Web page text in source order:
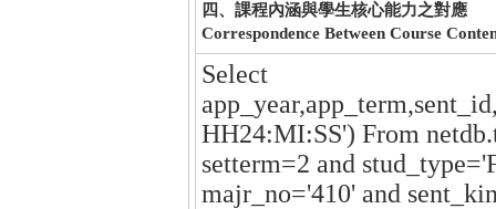
四、課程內涵與學生核心能力之對應
Correspondence Between Course
Select
HH24:MI:SS') From
setterm=2 and
majr_no='410' and